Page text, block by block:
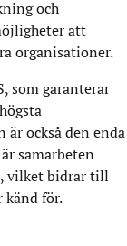
och
att
organisationer.
som garanterar
också den enda
samarbeten
vilket bidrar till
känd för.​